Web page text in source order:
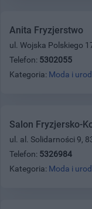
Anita Fryzjerstwo
ul. Wojska Polskiego
Telefon: 5302055
Kategoria: Moda i
Salon Fryzjersko-
ul. al. Solidarności 9,
Telefon: 5326984
Kategoria: Moda i